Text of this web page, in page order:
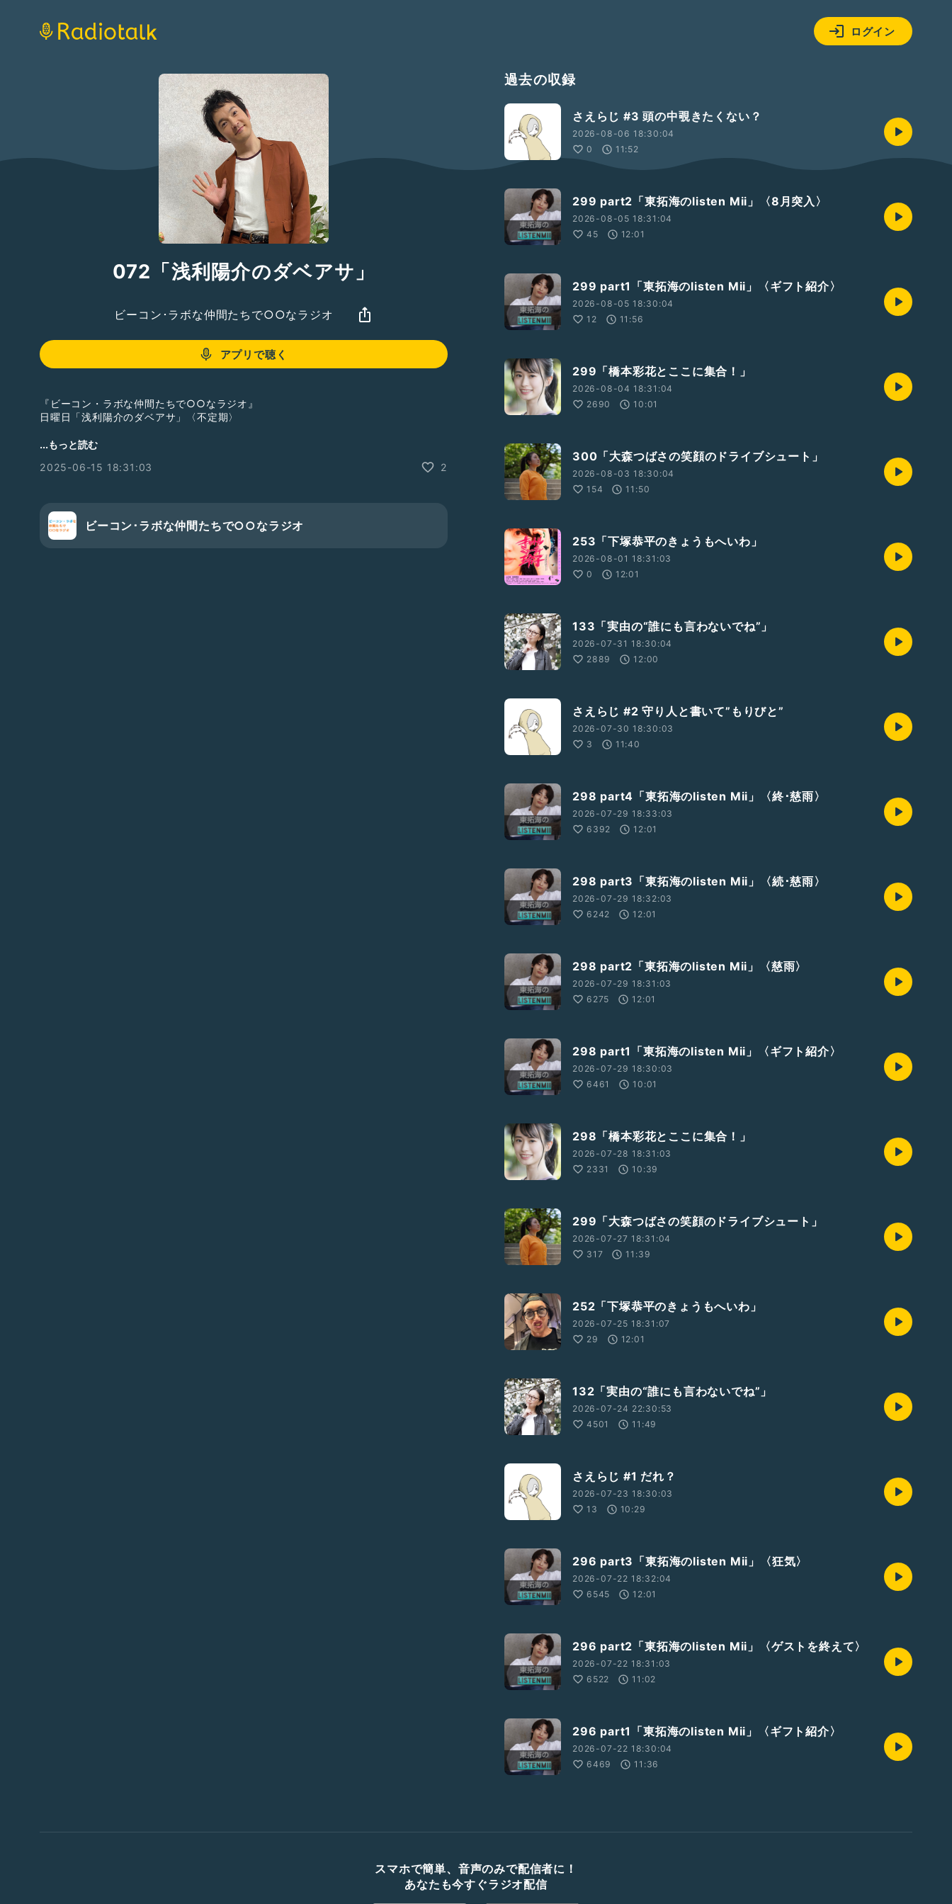
ログイン
072「浅利陽介のダベアサ」
ビーコン･ラボな仲間たちで○○なラジオ
アプリで聴く
『ビーコン・ラボな仲間たちで○○なラジオ』
日曜日「浅利陽介のダベアサ」〈不定期〉
パーソナリティ:浅利陽介
またしても大変ご無沙汰をしております。
無事に終わりました。
そんな中で、「鬼平犯科帳祭」が開催されました！
爆笑に次ぐ爆笑のなか、イベントは終了しました。
...もっと読む
2025-06-15 18:31:03
2
ビーコン･ラボな仲間たちで○○なラジオ
過去の収録
さえらじ #3 頭の中覗きたくない？
2026-08-06 18:30:04
0
11:52
299 part2「東拓海のlisten Mii」〈8月突入〉
2026-08-05 18:31:04
45
12:01
299 part1「東拓海のlisten Mii」〈ギフト紹介〉
2026-08-05 18:30:04
12
11:56
299「橋本彩花とここに集合！」
2026-08-04 18:31:04
2690
10:01
300「大森つばさの笑顔のドライブシュート」
2026-08-03 18:30:04
154
11:50
253「下塚恭平のきょうもへいわ」
2026-08-01 18:31:03
0
12:01
133「実由の“誰にも言わないでね”」
2026-07-31 18:30:04
2889
12:00
さえらじ #2 守り人と書いて”もりびと”
2026-07-30 18:30:03
3
11:40
298 part4「東拓海のlisten Mii」〈終･慈雨〉
2026-07-29 18:33:03
6392
12:01
298 part3「東拓海のlisten Mii」〈続･慈雨〉
2026-07-29 18:32:03
6242
12:01
298 part2「東拓海のlisten Mii」〈慈雨〉
2026-07-29 18:31:03
6275
12:01
298 part1「東拓海のlisten Mii」〈ギフト紹介〉
2026-07-29 18:30:03
6461
10:01
298「橋本彩花とここに集合！」
2026-07-28 18:31:03
2331
10:39
299「大森つばさの笑顔のドライブシュート」
2026-07-27 18:31:04
317
11:39
252「下塚恭平のきょうもへいわ」
2026-07-25 18:31:07
29
12:01
132「実由の“誰にも言わないでね”」
2026-07-24 22:30:53
4501
11:49
さえらじ #1 だれ？
2026-07-23 18:30:03
13
10:29
296 part3「東拓海のlisten Mii」〈狂気〉
2026-07-22 18:32:04
6545
12:01
296 part2「東拓海のlisten Mii」〈ゲストを終えて〉
2026-07-22 18:31:03
6522
11:02
296 part1「東拓海のlisten Mii」〈ギフト紹介〉
2026-07-22 18:30:04
6469
11:36
スマホで簡単、音声のみで配信者に！
あなたも今すぐラジオ配信